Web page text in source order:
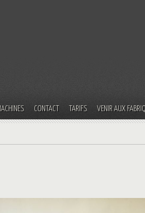
CONTACT TARIFS VENIR AUX